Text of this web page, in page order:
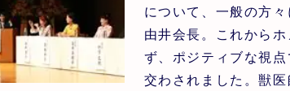
について、一般の方
由井会長。これから
ず、ポジティブな視
交わされました。獣